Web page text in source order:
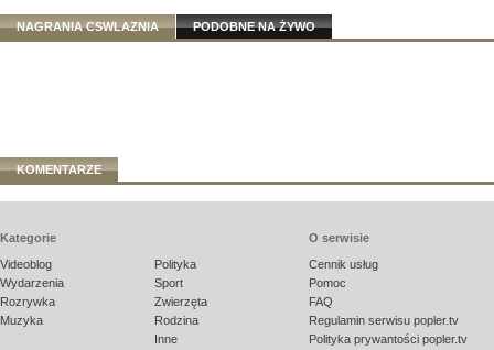
NAGRANIA CSWLAZNIA PODOBNE NA ŻYWO
KOMENTARZE
Kategorie
Videoblog
Wydarzenia
Rozrywka
Muzyka
Polityka
Sport
Zwierzęta
Rodzina
Inne
O serwisie
Cennik usług
Pomoc
FAQ
Regulamin serwisu popler.tv
Polityka prywantości popler.tv